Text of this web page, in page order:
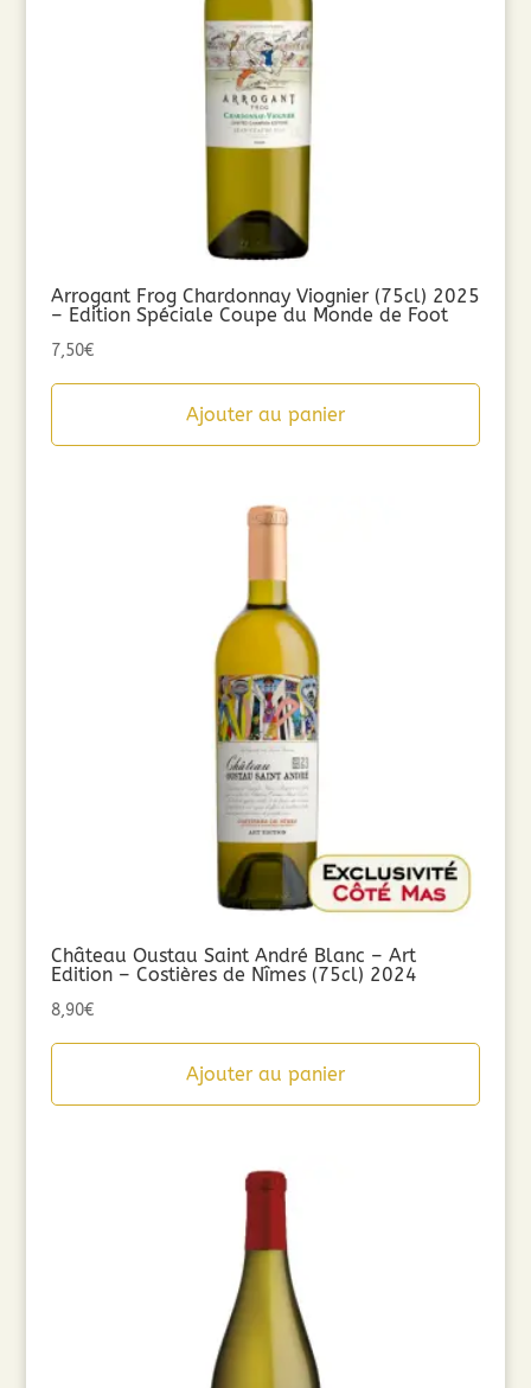
Arrogant Frog Chardonnay Viognier (75cl) 2025
– Edition Spéciale Coupe du Monde de Foot
7,50€
Ajouter au panier
Château Oustau Saint André Blanc – Art
Edition – Costières de Nîmes (75cl) 2024
8,90€
Ajouter au panier